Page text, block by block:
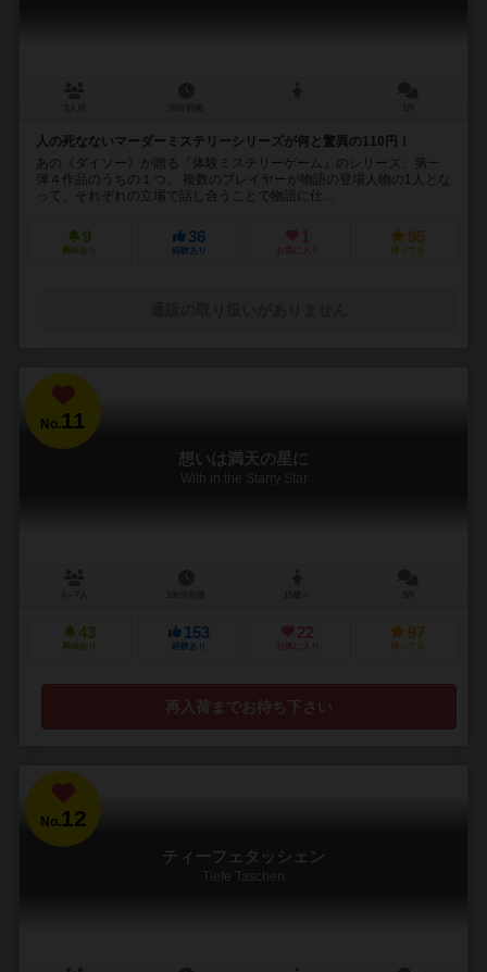
人の死なないマーダーミステリーシリーズが何と驚異の110円！
あの《ダイソー》が贈る『体験ミステリーゲーム』のシリーズ、第一
弾４作品のうちの１つ。 複数のプレイヤーが物語の登場人物の1人とな
って、それぞれの立場で話し合うことで物語に仕...
9
興味あり
36
経験あり
1
お気に入り
95
持ってる
No.11
想いは満天の星に
With in the Starry Star
43
興味あり
153
経験あり
22
お気に入り
97
持ってる
再入荷までお待ち下さい
No.12
ティーフェタッシェン
Tiefe Taschen